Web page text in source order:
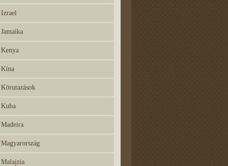
Izrael
Jamaika
Kenya
Kína
Körutazások
Kuba
Madeira
Magyarország
Malajzia